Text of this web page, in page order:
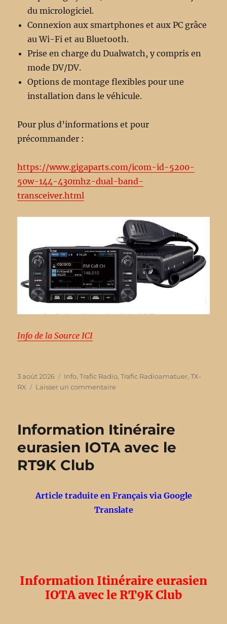
du micrologiciel.
Connexion aux smartphones et aux PC grâce
au Wi-Fi et au Bluetooth.
Prise en charge du Dualwatch, y compris en
mode DV/DV.
Options de montage flexibles pour une
installation dans le véhicule.
Pour plus d’informations et pour
précommander :
https://www.gigaparts.com/icom-id-5200-
50w-144-430mhz-dual-band-
transceiver.html
Info de la Source ICI
Publié
le
3 août 2026 Catégories
Info,Trafic Radio,Trafic Radioamatuer,TX-
RX
Laisser un commentaire
bibande
ID-
précommande
Information Itinéraire
eurasien IOTA avec le
RT9K Club
Article traduite en Français via Google
Translate
Information Itinéraire eurasien
IOTA avec le RT9K Club